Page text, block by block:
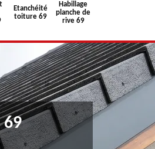
Etanchéité
toiture 69
Habillage
planche de
rive 69